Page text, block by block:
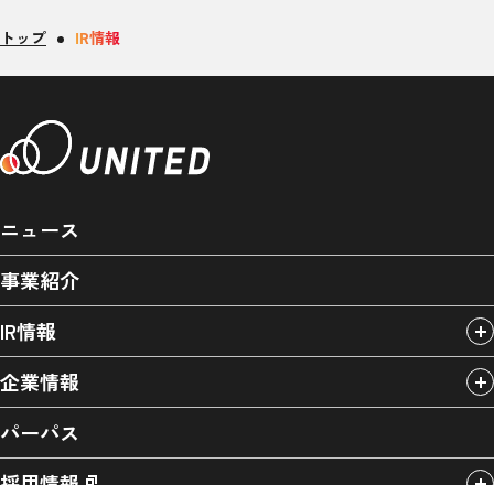
トップ IR情報
ニュース
事業紹介
IR情報
企業情報
パーパス